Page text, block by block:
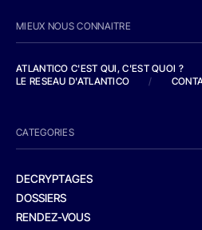
MIEUX NOUS CONNAITRE
ATLANTICO C'EST QUI, C'EST QUOI ?
LE RESEAU D'ATLANTICO
/
CATEGORIES
DECRYPTAGES
DOSSIERS
RENDEZ-VOUS